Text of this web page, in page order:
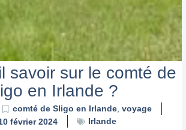
savoir sur le comté de
en Irlande ?
comté de Sligo en Irlande voyage
février 2024
Irlande